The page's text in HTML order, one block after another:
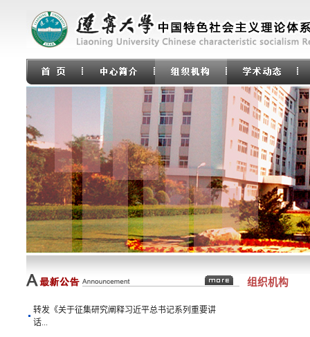
中国特色社会主义论坛（62）马克思主义论坛（94）
中国特色社会主义论坛（37）马克思主义论坛（69）
转发《关于征集研究阐释习近平总书记系列重要讲
话...
组织机构